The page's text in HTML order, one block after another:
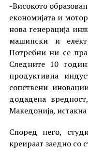
-Високото
економијата и
нова генерација
машински и
Потребни ни се
Следните 10
продуктивна
сопствени
додадена
Македонија,
Според него,
креираат заедно со